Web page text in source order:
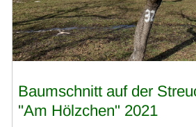
Baumschnitt auf der
"Am Hölzchen" 2021